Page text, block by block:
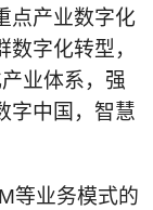
点产业数字化
字化转型，
业体系，强
字中国，智慧
等业务模式的